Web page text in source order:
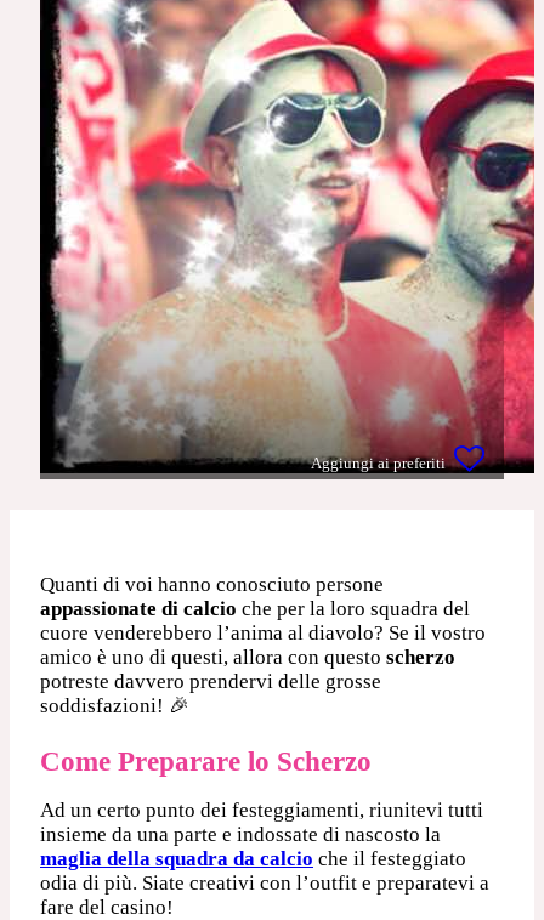
Quanti di voi hanno conosciuto persone
appassionate di calcio che per la loro squadra del
cuore venderebbero l’anima al diavolo? Se il vostro
amico è uno di questi, allora con questo scherzo
potreste davvero prendervi delle grosse
soddisfazioni! 🎉
Come Preparare lo Scherzo
Ad un certo punto dei festeggiamenti, riunitevi tutti
insieme da una parte e indossate di nascosto la
maglia della squadra da calcio che il festeggiato
odia di più. Siate creativi con l’outfit e preparatevi a
fare del casino!